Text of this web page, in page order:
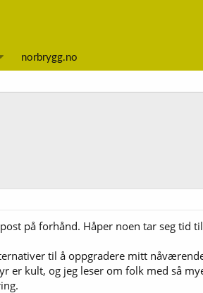
norbrygg.no
på forhånd. Håper noen tar seg tid
til å oppgradere mitt
er kult, og jeg leser om folk med så